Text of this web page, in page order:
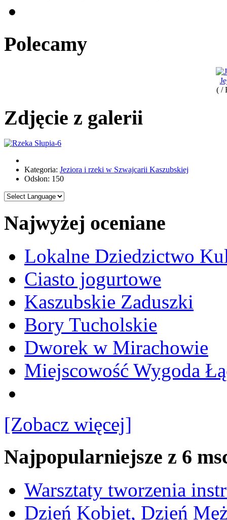
Polecamy
( /
Zdjęcie z galerii
Kategoria: Jeziora i rzeki w Szwajcarii Kaszubskiej
Odsłon: 150
Najwyżej oceniane
Lokalne Dziedzictwo
Ciasto jogurtowe
Kaszubskie Zaduszki
Bory Tucholskie
Dworek w Mirachowie
Miejscowość Wygoda
[Zobacz więcej]
Najpopularniejsze z 6
Warsztaty tworzenia
Dzień Kobiet, Dzień